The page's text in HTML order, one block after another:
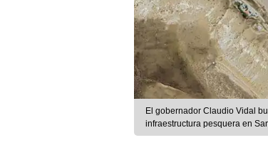
El gobernador Claudio Vidal
infraestructura pesquera en
composición LR/Google Earth/